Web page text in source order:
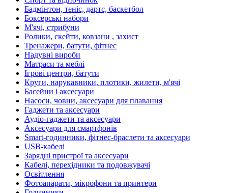
Бадмінтон, теніс, дартс, баскетбол
Боксерські набори
М'ячі, стрибуни
Ролики, скейти, ковзани , захист
Тренажери, батути, фітнес
Надувні вироби
Матраси та меблі
Ігрові центри, батути
Круги, нарукавники, плотики, жилети, м'ячі
Басейни і аксесуари
Насоси, човни, аксесуари для плавання
Гаджети та аксесуари
Аудіо-гаджети та аксесуари
Аксесуари для смартфонів
Smart-годинники, фітнес-браслети та аксесуари
USB-кабелі
Зарядні пристрої та аксесуари
Кабелі, перехідники та подовжувачі
Освітлення
Фотоапарати, мікрофони та принтери